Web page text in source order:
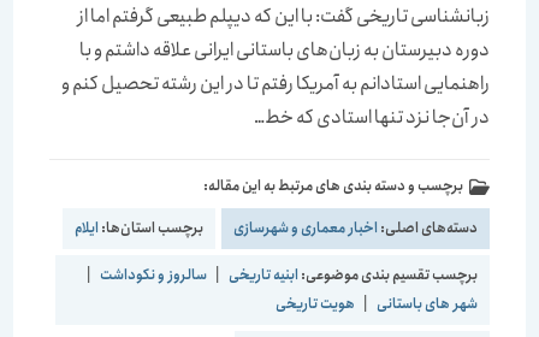
زبانشناسی تاریخی گفت: با این که دیپلم طبیعی گرفتم اما از
دوره دبیرستان به زبان‌های باستانی ایرانی علاقه‌ داشتم و با
راهنمایی استادانم به آمریکا رفتم تا در این رشته تحصیل کنم و
در آن‌جا نزد تنها استادی که خط…
برچسب و دسته بندی های مرتبط به این مقاله:
دسته‌های اصلی:اخبار معماری و شهرسازی برچسب استان‌ها:ایلام
برچسب تقسیم بندی موضوعی:ابنیه تاریخی | سالروز و نکوداشت |
شهر های باستانی | هویت تاریخی